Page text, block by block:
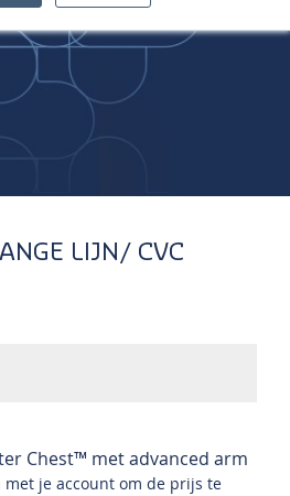
LIJN/ CVC
Chest™ met advanced arm
met je account om de prijs te